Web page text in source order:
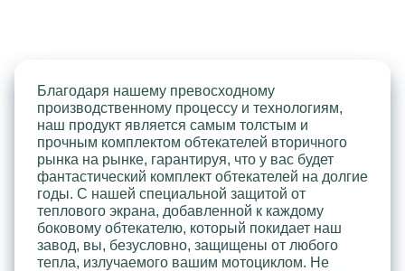
Благодаря нашему превосходному
производственному процессу и технологиям,
наш продукт является самым толстым и
прочным комплектом обтекателей вторичного
рынка на рынке, гарантируя, что у вас будет
фантастический комплект обтекателей на долгие
годы. С нашей специальной защитой от
теплового экрана, добавленной к каждому
боковому обтекателю, который покидает наш
завод, вы, безусловно, защищены от любого
тепла, излучаемого вашим мотоциклом. Не